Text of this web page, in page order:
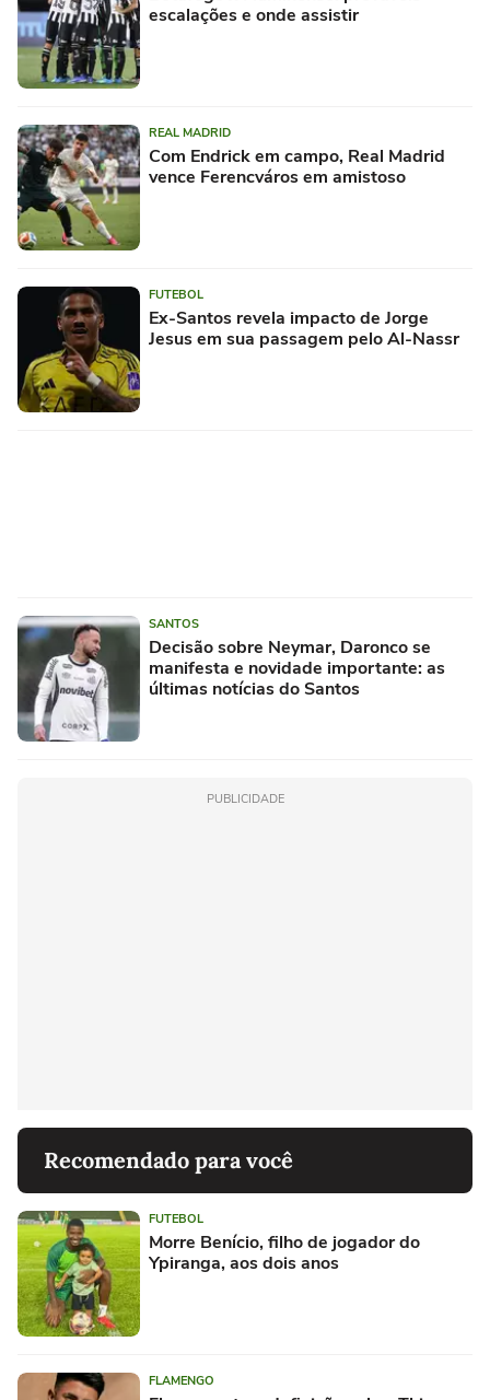
escalações e onde assistir
REAL MADRID
Com Endrick em campo, Real Madrid
vence Ferencváros em amistoso
FUTEBOL
Ex-Santos revela impacto de Jorge
Jesus em sua passagem pelo Al-Nassr
SANTOS
Decisão sobre Neymar, Daronco se
manifesta e novidade importante: as
últimas notícias do Santos
PUBLICIDADE
Recomendado para você
FUTEBOL
Morre Benício, filho de jogador do
Ypiranga, aos dois anos
FLAMENGO